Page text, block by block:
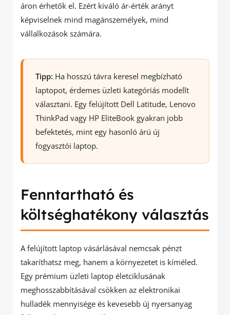
áron érhetők el. Ezért kiváló ár-érték arányt
képviselnek mind magánszemélyek, mind
vállalkozások számára.
Tipp: Ha hosszú távra keresel megbízható
laptopot, érdemes üzleti kategóriás modellt
választani. Egy felújított Dell Latitude, Lenovo
ThinkPad vagy HP EliteBook gyakran jobb
befektetés, mint egy hasonló árú új
fogyasztói laptop.
Fenntartható és
költséghatékony választás
A felújított laptop vásárlásával nemcsak pénzt
takaríthatsz meg, hanem a környezetet is kíméled.
Egy prémium üzleti laptop életciklusának
meghosszabbításával csökken az elektronikai
hulladék mennyisége és kevesebb új nyersanyag